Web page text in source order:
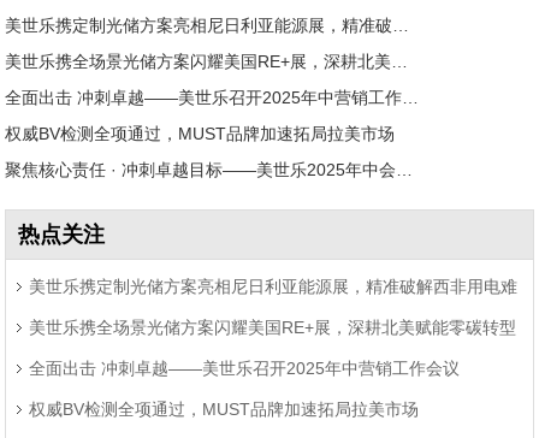
美世乐携定制光储方案亮相尼日利亚能源展，精准破解西非用电难题
美世乐携全场景光储方案闪耀美国RE+展，深耕北美赋能零碳转型
全面出击 冲刺卓越——美世乐召开2025年中营销工作会议
权威BV检测全项通过，MUST品牌加速拓局拉美市场
聚焦核心责任 · 冲刺卓越目标——美世乐2025年中会议圆满举行
热点关注
美世乐携定制光储方案亮相尼日利亚能源展，精准破解西非用电难
题 美世乐携全场景光储方案闪耀美国RE+展，深耕北美赋能零碳转型
全面出击 冲刺卓越——美世乐召开2025年中营销工作会议
权威BV检测全项通过，MUST品牌加速拓局拉美市场